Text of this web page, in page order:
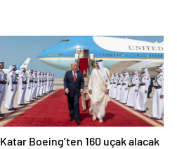
Katar Boeing’ten 160 uçak alacak